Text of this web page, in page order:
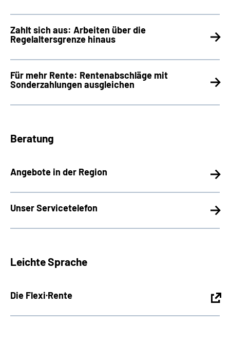
Zahlt sich aus: Arbeiten über die
Regelaltersgrenze hinaus
Für mehr Rente: Rentenabschläge mit
Sonderzahlungen ausgleichen
Beratung
Angebote in der Region
Unser Servicetelefon
Leichte Sprache
Die Flexi·Rente